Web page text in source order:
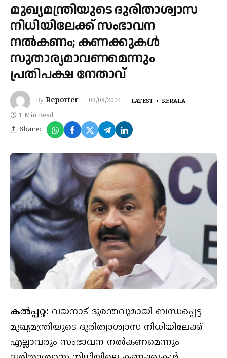
മുഖ്യമന്ത്രിയുടെ ദുരിതാശ്വാസ
നിധിയിലേക്ക് സംഭാവന
നൽകണം; കണക്കുകൾ
സുതാര്യമാവണമെന്നും
പ്രതിപക്ഷ നേതാവ്
By Reporter 03/08/2024 LATEST KERALA
1 Min Read
Share:
കൽപ്പറ്റ: വയനാട് ദുരന്തവുമായി ബന്ധപ്പെട്ട
മുഖ്യമന്ത്രിയുടെ ദുരിത്വാശ്വാസ നിധിയിലേക്ക്
എല്ലാവരും സംഭാവന നൽകണമെന്നും